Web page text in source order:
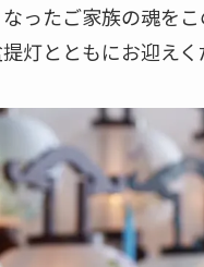
ったご家族の魂を
灯とともにお迎えく